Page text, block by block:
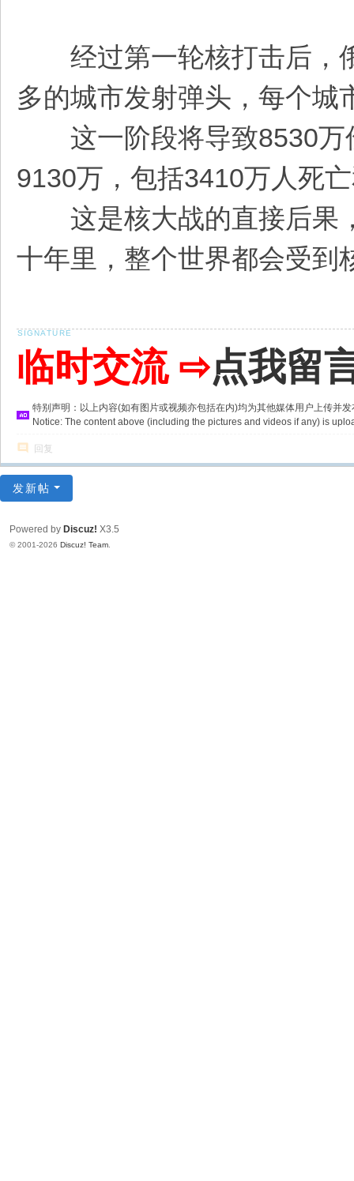
经过第一轮核打击后，俄
多的城市发射弹头，每个城
这一阶段将导致8530万
9130万，包括3410万人死
这是核大战的直接后果，
十年里，整个世界都会受到
临时交流 ⇨点我留
特别声明：以上内容(如有图片或视频亦包括在内)均为其他媒体用户上传并
Notice: The content above (including the pictures and videos if any) is
回复
发新帖
Powered by Discuz! X3.5
© 2001-2026 Discuz! Team